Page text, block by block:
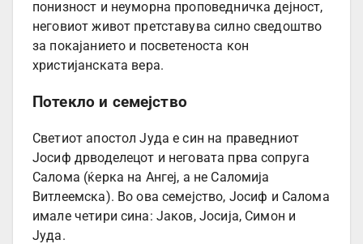
понизност и неуморна проповедничка дејност,
неговиот живот претставува силно сведоштво
за покајанието и посветеноста кон
христијанската вера.
Потекло и семејство
Светиот апостол Јуда е син на праведниот
Јосиф дрводелецот и неговата прва сопруга
Салома (ќерка на Ангеј, а не Саломија
Витлеемска). Во ова семејство, Јосиф и Салома
имале четири сина: Јаков, Јосија, Симон и
Јуда.